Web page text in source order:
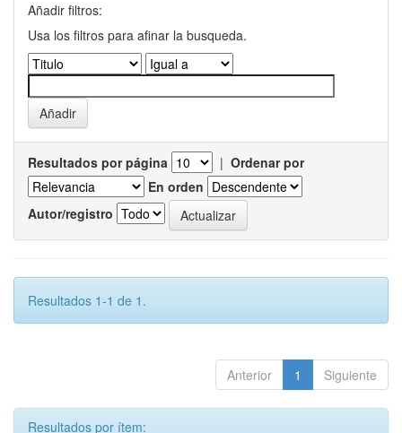
Añadir filtros:
Usa los filtros para afinar la busqueda.
Resultados por página | Ordenar por
En orden
Autor/registro
Resultados 1-1 de 1.
Anterior 1 Siguiente
Resultados por ítem: